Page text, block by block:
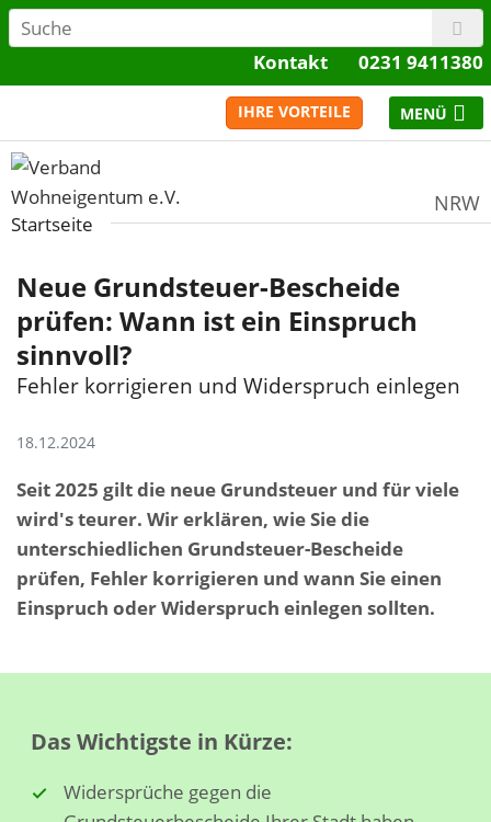
Kontakt 0231 9411380
IHRE VORTEILE
NRW
Startseite
Neue Grundsteuer-Bescheide
prüfen: Wann ist ein Einspruch
sinnvoll?
Fehler korrigieren und Widerspruch einlegen
18.12.2024
Seit 2025 gilt die neue Grundsteuer und für viele
wird's teurer. Wir erklären, wie Sie die
unterschiedlichen Grundsteuer-Bescheide
prüfen, Fehler korrigieren und wann Sie einen
Einspruch oder Widerspruch einlegen sollten.
Das Wichtigste in Kürze:
Widersprüche gegen die